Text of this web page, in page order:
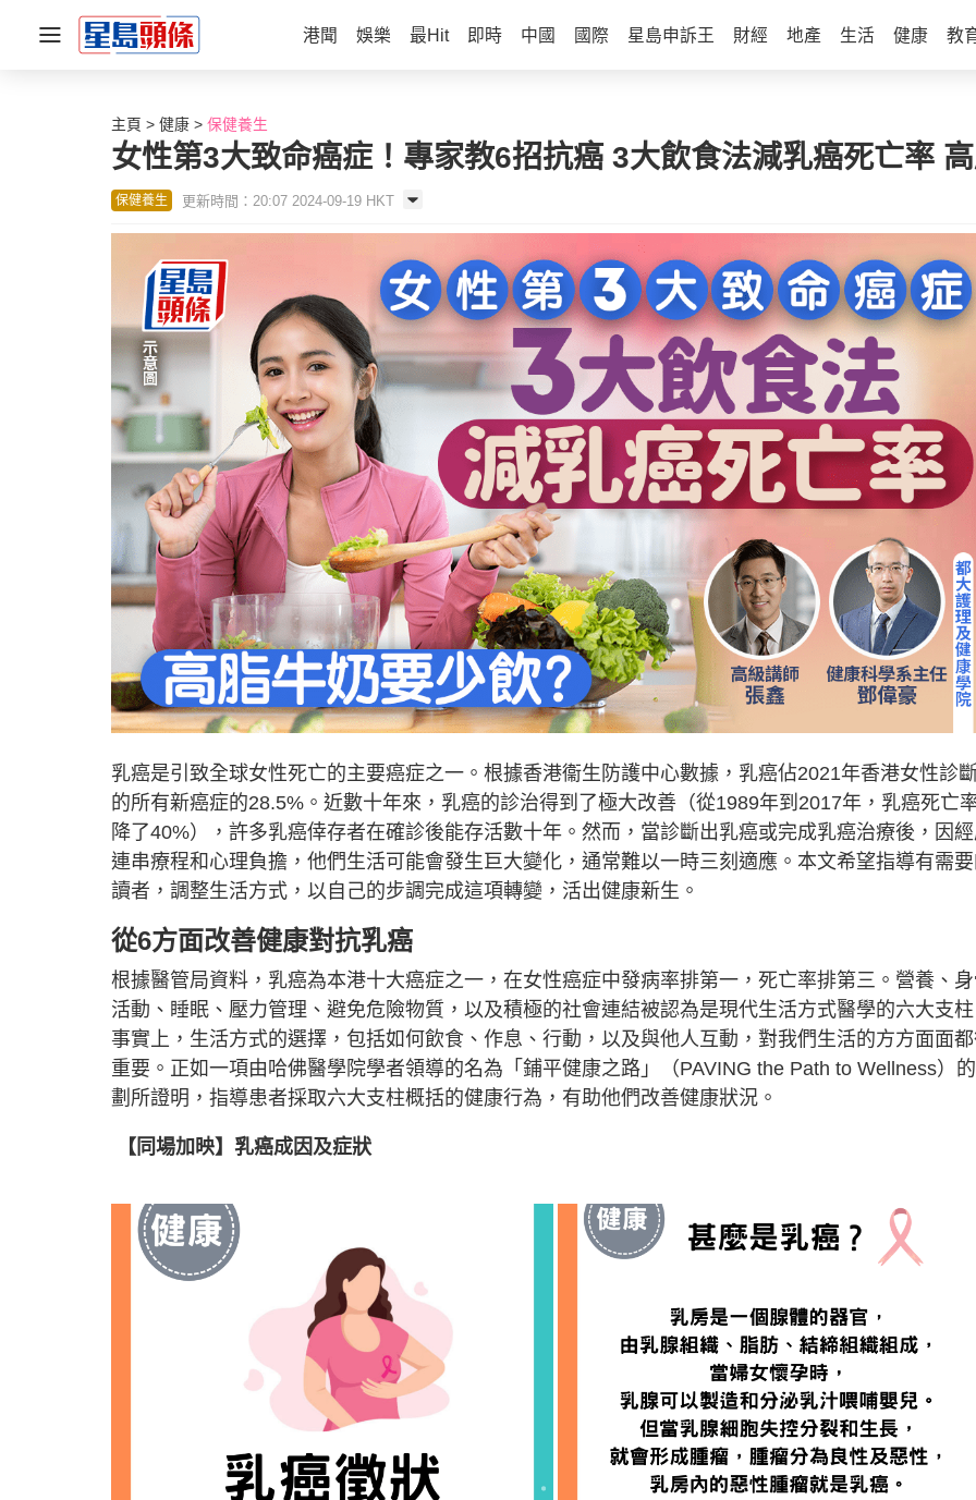
港聞 娛樂 最Hit 即時 中國 國際 星島申訴王 財經 地產 生活 健康 教
主頁 健康 保健養生
女性第3大致命癌症！專家教6招抗癌 3大飲食法減乳癌死亡率
保健養生 更新時間：20:07 2024-09-19 HKT
乳癌是引致全球女性死亡的主要癌症之一。根據香港衞生防護中心數據，乳癌佔2021年香港女性診
的所有新癌症的28.5%。近數十年來，乳癌的診治得到了極大改善（從1989年到2017年，乳癌死亡
降了40%），許多乳癌倖存者在確診後能存活數十年。然而，當診斷出乳癌或完成乳癌治療後，因
連串療程和心理負擔，他們生活可能會發生巨大變化，通常難以一時三刻適應。本文希望指導有需
讀者，調整生活方式，以自己的步調完成這項轉變，活出健康新生。
從6方面改善健康對抗乳癌
根據醫管局資料，乳癌為本港十大癌症之一，在女性癌症中發病率排第一，死亡率排第三。營養、
活動、睡眠、壓力管理、避免危險物質，以及積極的社會連結被認為是現代生活方式醫學的六大支
事實上，生活方式的選擇，包括如何飲食、作息、行動，以及與他人互動，對我們生活的方方面面
重要。正如一項由哈佛醫學院學者領導的名為「鋪平健康之路」（PAVING the Path to Wellness）
劃所證明，指導患者採取六大支柱概括的健康行為，有助他們改善健康狀況。
【同場加映】乳癌成因及症狀